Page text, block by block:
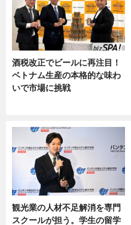
酒税改正でビールに再注目！
ベトナム生産の本格的な味わ
いで市場に挑戦
観光業の人材不足解消を専門
スクールが担う。学生の留学